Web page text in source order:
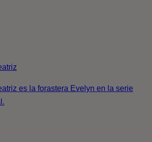
es la forastera Evelyn en la serie